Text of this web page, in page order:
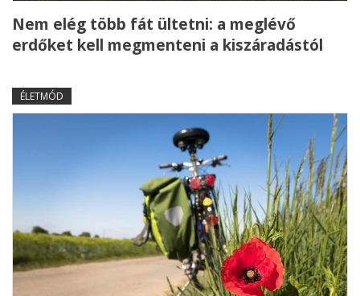
Nem elég több fát ültetni: a meglévő
erdőket kell megmenteni a kiszáradástól
ÉLETMÓD